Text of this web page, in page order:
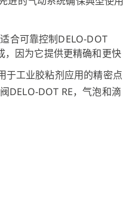
合可靠控制DELO-DOT
，因为它提供更精确和更快
DELO-DOT RE，气泡和滴